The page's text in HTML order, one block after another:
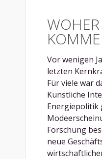
Vor wenigen
letzten
Für viele war
Künstliche
Energiepolitik
Forschung
neue